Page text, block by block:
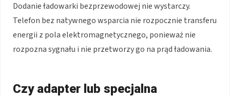
Dodanie ładowarki bezprzewodowej nie wystarczy.
Telefon bez natywnego wsparcia nie rozpocznie transferu
energii z pola elektromagnetycznego, ponieważ nie
rozpozna sygnału i nie przetworzy go na prąd ładowania.
Czy adapter lub specjalna